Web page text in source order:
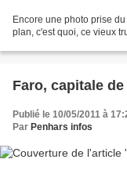
Encore une photo prise
plan, c'est quoi, ce vieux
Faro, capitale
Publié le 10/05/2011 à
Par Penhars infos